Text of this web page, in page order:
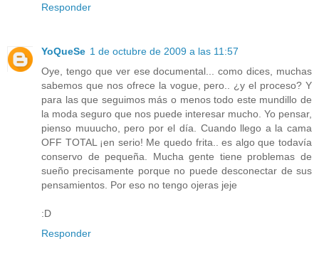
Responder
YoQueSe 1 de octubre de 2009 a las 11:57
Oye, tengo que ver ese documental... como dices, muchas
sabemos que nos ofrece la vogue, pero.. ¿y el proceso? Y
para las que seguimos más o menos todo este mundillo de
la moda seguro que nos puede interesar mucho. Yo pensar,
pienso muuucho, pero por el día. Cuando llego a la cama
OFF TOTAL ¡en serio! Me quedo frita.. es algo que todavía
conservo de pequeña. Mucha gente tiene problemas de
sueño precisamente porque no puede desconectar de sus
pensamientos. Por eso no tengo ojeras jeje
:D
Responder